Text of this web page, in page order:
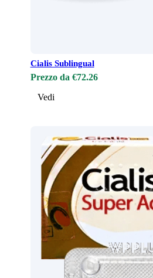
Cialis Sublingual
Prezzo da €72.26
Vedi